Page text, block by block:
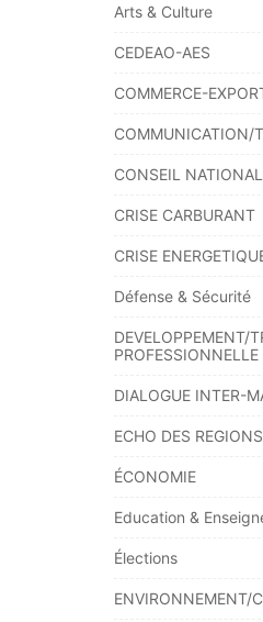
Arts & Culture
CEDEAO-AES
COMMERCE-
COMMUNICATION/
CONSEIL
CRISE CARBURANT
CRISE
Défense & Sécurité
DEVELOPPEMENT/
PROFESSIONNELLE
DIALOGUE INTER-
ECHO DES REGIONS
ÉCONOMIE
Education &
Élections
ENVIRONNEMENT/